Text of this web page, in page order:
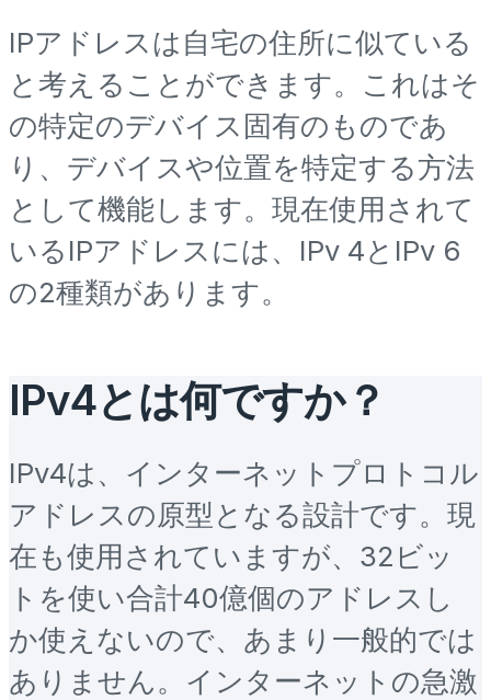
IPアドレスは自宅の住所に似ている
と考えることができます。これはそ
の特定のデバイス固有のものであ
り、デバイスや位置を特定する方法
として機能します。現在使用されて
いるIPアドレスには、IPv 4とIPv 6
の2種類があります。
IPv4とは何ですか？
IPv4は、インターネットプロトコル
アドレスの原型となる設計です。現
在も使用されていますが、32ビッ
トを使い合計40億個のアドレスし
か使えないので、あまり一般的では
ありません。インターネットの急激